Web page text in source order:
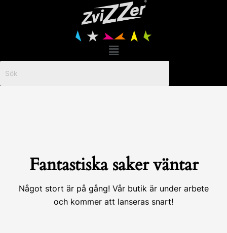
Menu
Fantastiska saker väntar
Något stort är på gång! Vår butik är under arbete
och kommer att lanseras snart!